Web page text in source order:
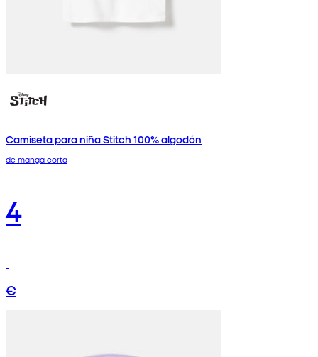
Camiseta para niña Stitch 100% algodón
de manga corta
4
€